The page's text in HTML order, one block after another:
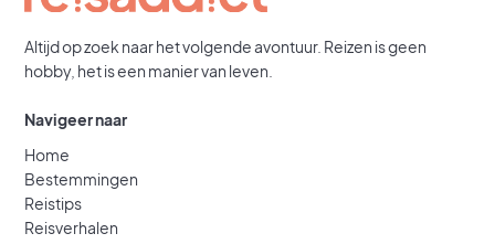
Altijd op zoek naar het volgende avontuur. Reizen is geen
hobby, het is een manier van leven.
Navigeer naar
Home
Bestemmingen
Reistips
Reisverhalen